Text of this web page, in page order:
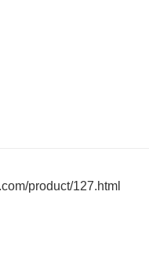
product/127.html